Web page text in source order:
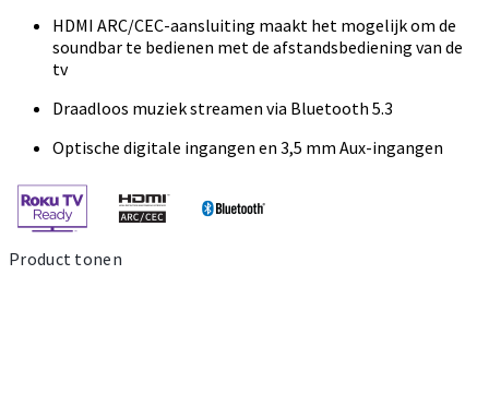
HDMI ARC/CEC-aansluiting maakt het mogelijk om de
soundbar te bedienen met de afstandsbediening van de
tv
Draadloos muziek streamen via Bluetooth 5.3
Optische digitale ingangen en 3,5 mm Aux-ingangen
Product tonen